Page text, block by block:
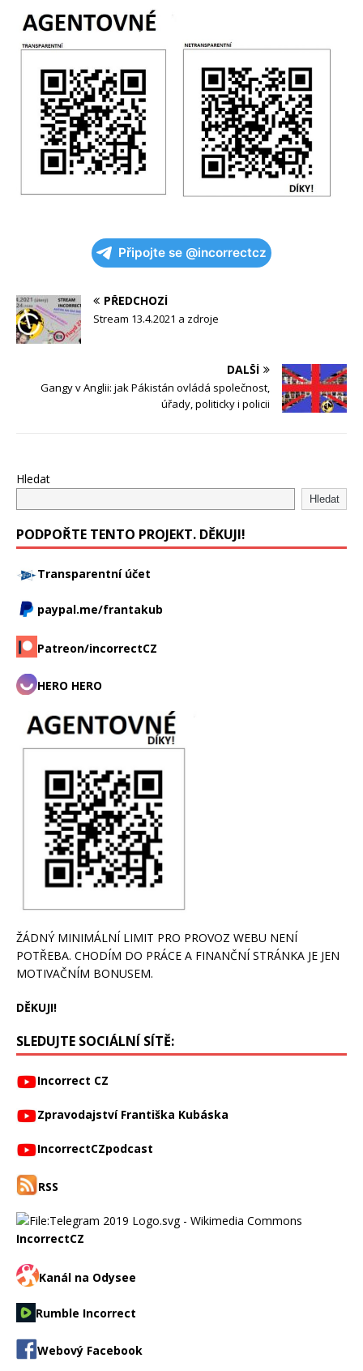
Připojte se @incorrectcz
PŘEDCHOZÍ
Stream 13.4.2021 a zdroje
DALŠÍ
Gangy v Anglii: jak Pákistán ovládá společnost,
úřady, politicky i policii
Hledat
Hledat
PODPOŘTE TENTO PROJEKT. DĚKUJI!
Transparentní účet
paypal.me/frantakub
Patreon/incorrectCZ
HERO HERO
ŽÁDNÝ MINIMÁLNÍ LIMIT PRO PROVOZ WEBU NENÍ
POTŘEBA. CHODÍM DO PRÁCE A FINANČNÍ STRÁNKA JE JEN
MOTIVAČNÍM BONUSEM.
DĚKUJI!
SLEDUJTE SOCIÁLNÍ SÍTĚ:
Incorrect CZ
Zpravodajství Františka Kubáska
IncorrectCZpodcast
RSS
IncorrectCZ
Kanál na Odysee
Rumble Incorrect
Webový Facebook